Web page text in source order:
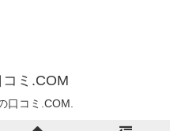
ミ.COM
口コミ.COM.